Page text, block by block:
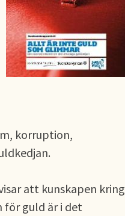
korruption,
att kunskapen kring
för guld är i det